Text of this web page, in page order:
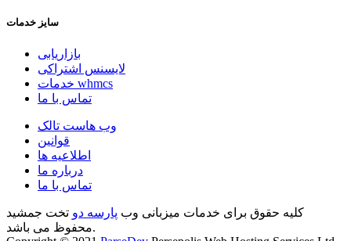
سایز خدمات
بازاریابی
لایسنس اشتراکی
خدمات whmcs
تماس با ما
وب هاست تالک
قوانین
اطلاعیه ها
درباره ما
تماس با ما
کلیه حقوق برای خدمات میزبانی وب پارسه دو تخت جمشید
محفوظ می باشد.